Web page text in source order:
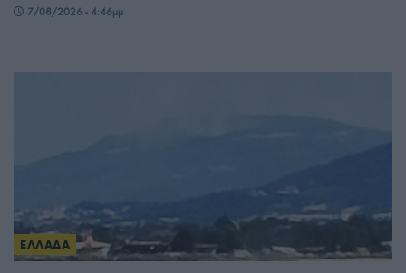
7/08/2026 - 4:46μμ
ΕΛΛΑΔΑ